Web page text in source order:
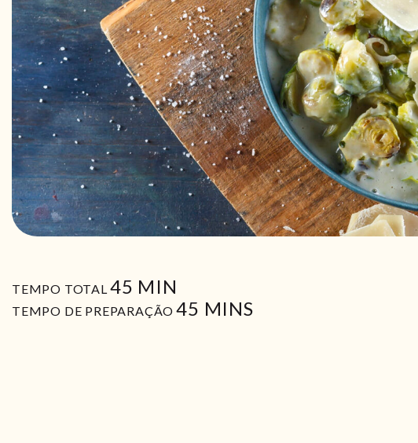
TEMPO TOTAL 45 MIN
MIN
TEMPO DE PREPARAÇÃO 45 MIN
MINS